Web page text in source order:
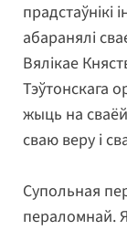
абаранялі
Вялікае
Тэўтонскага
жыць на
сваю веру і
Супольная
пераломнай.